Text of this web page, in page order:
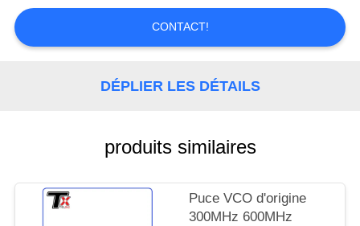
BLOGUE
DEMANDEZ
CITATION
PLAN
CONTACT!
DÉPLIER LES DÉTAILS
produits similaires
Puce VCO d'origine
300MHz 600MHz